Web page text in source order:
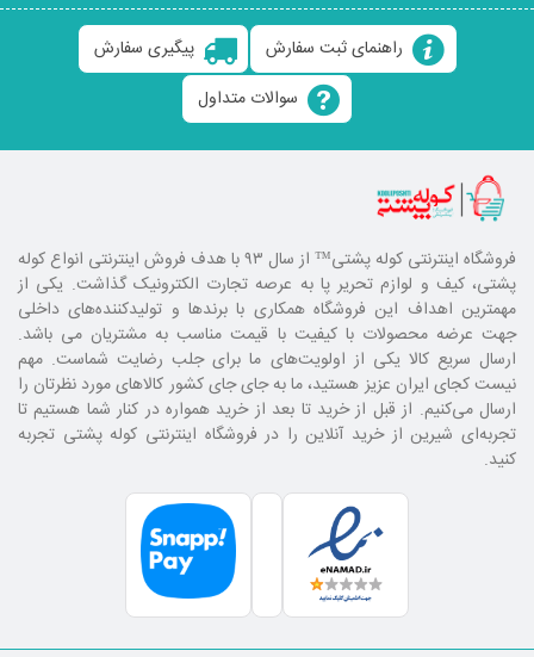
راهنمای ثبت سفارش
پیگیری سفارش
سوالات متداول
فروشگاه اینترنتی کوله پشتی
™ از سال ۹۳ با هدف فروش اینترنتی انواع کوله
پشتی، کیف و لوازم تحریر پا به عرصه تجارت الکترونیک گذاشت. یکی از
مهمترین اهداف این فروشگاه همکاری با برند‌ها و تولیدکننده‌های داخلی
جهت عرضه محصولات با کیفیت با قیمت مناسب به مشتریان می باشد.
ارسال سریع کالا یکی از اولویت‌های ما برای جلب رضایت شماست. مهم
نیست کجای ایران عزیز هستید، ما به جای جای کشور کالا‌های مورد نظرتان را
ارسال می‌کنیم. از قبل از خرید تا بعد از خرید همواره در کنار شما هستیم تا
تجربه‌ای شیرین از خرید آنلاین را در فروشگاه اینترنتی کوله پشتی تجربه
کنید.